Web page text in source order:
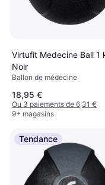
Virtufit Medecine Ball 1
Noir
Ballon de médecine
18,95 €
Ou 3 paiements de 6,31 €
9+ magasins
Tendance